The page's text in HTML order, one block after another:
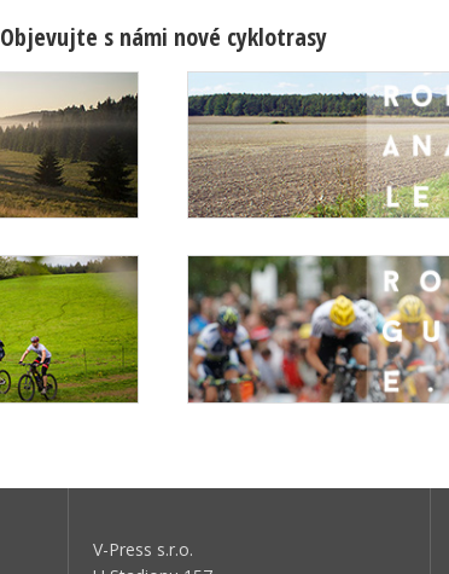
Objevujte s námi nové cyklotrasy
V-Press s.r.o.